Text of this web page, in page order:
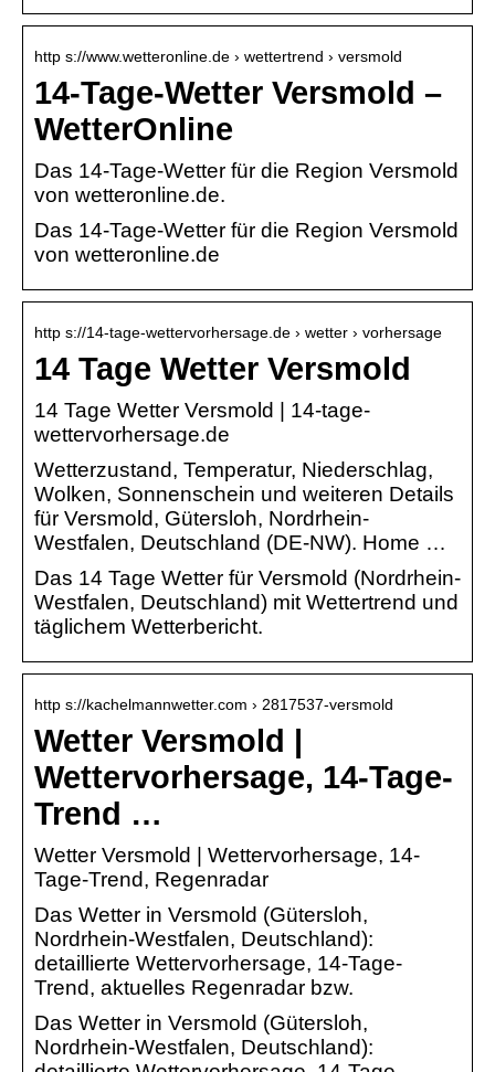
http s://www.wetteronline.de › wettertrend › versmold
14-Tage-Wetter Versmold –
WetterOnline
Das 14-Tage-Wetter für die Region Versmold
von wetteronline.de.
Das 14-Tage-Wetter für die Region Versmold
von wetteronline.de
http s://14-tage-wettervorhersage.de › wetter › vorhersage
14 Tage Wetter Versmold
14 Tage Wetter Versmold | 14-tage-
wettervorhersage.de
Wetterzustand, Temperatur, Niederschlag,
Wolken, Sonnenschein und weiteren Details
für Versmold, Gütersloh, Nordrhein-
Westfalen, Deutschland (DE-NW). Home …
Das 14 Tage Wetter für Versmold (Nordrhein-
Westfalen, Deutschland) mit Wettertrend und
täglichem Wetterbericht.
http s://kachelmannwetter.com › 2817537-versmold
Wetter Versmold |
Wettervorhersage, 14-Tage-
Trend …
Wetter Versmold | Wettervorhersage, 14-
Tage-Trend, Regenradar
Das Wetter in Versmold (Gütersloh,
Nordrhein-Westfalen, Deutschland):
detaillierte Wettervorhersage, 14-Tage-
Trend, aktuelles Regenradar bzw.
Das Wetter in Versmold (Gütersloh,
Nordrhein-Westfalen, Deutschland):